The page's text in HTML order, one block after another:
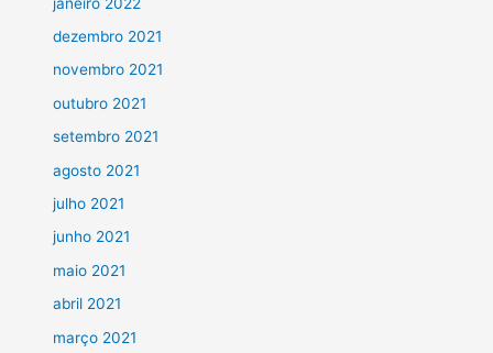
dezembro 2021
novembro 2021
outubro 2021
setembro 2021
agosto 2021
julho 2021
junho 2021
maio 2021
abril 2021
março 2021